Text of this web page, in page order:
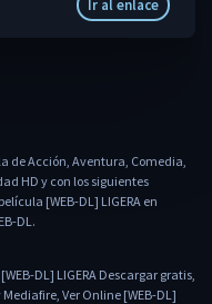
Ir al enlace
de Acción, Aventura, Comedia,
HD y con los siguientes
[WEB-DL] LIGERA en
DL.
DL] LIGERA Descargar gratis,
Mediafire, Ver Online [WEB-DL]